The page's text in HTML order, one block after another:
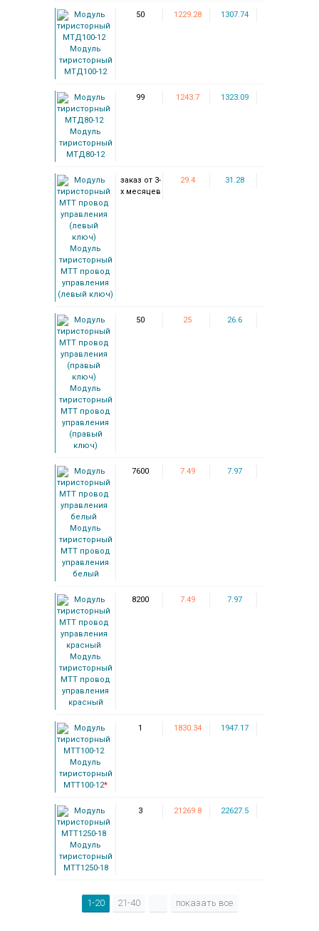
Модуль
тиристорный
МТД100-12
50 1229.28 1307.74
Модуль
тиристорный
МТД80-12
99 1243.7 1323.09
Модуль
тиристорный
МТТ провод
управления
(левый ключ)
заказ от 3-
х месяцев
29.4 31.28
Модуль
тиристорный
МТТ провод
управления
(правый
ключ)
50 25 26.6
Модуль
тиристорный
МТТ провод
управления
белый
7600 7.49 7.97
Модуль
тиристорный
МТТ провод
управления
красный
8200 7.49 7.97
Модуль
тиристорный
МТТ100-12*
1 1830.34 1947.17
Модуль
тиристорный
МТТ1250-18
3 21269.8 22627.5
1-20 21-40 показать все